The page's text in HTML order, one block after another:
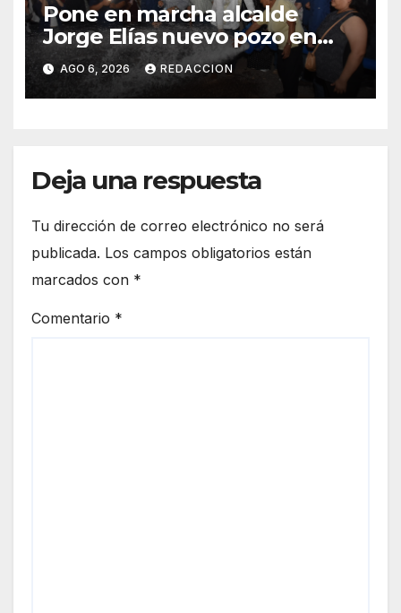
Pone en marcha alcalde
Jorge Elías nuevo pozo en
Tierra Blanca, Tesia:
Suministrará 20 litros por
segundo de agua potable
AGO 6, 2026 REDACCION
Deja una respuesta
Tu dirección de correo electrónico no será
publicada. Los campos obligatorios están
marcados con *
Comentario *